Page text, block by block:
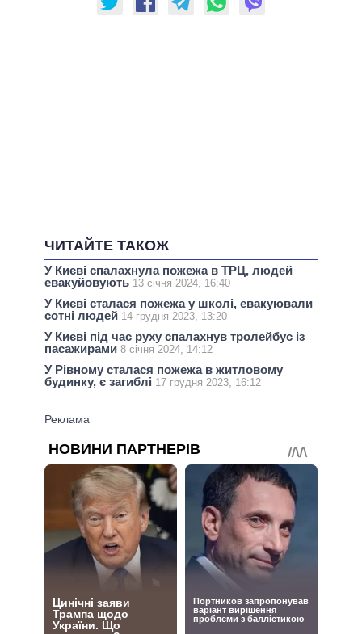
ЧИТАЙТЕ ТАКОЖ
У Києві спалахнула пожежа в ТРЦ, людей
евакуйовують 13 січня 2024, 16:40
У Києві сталася пожежа у школі, евакуювали
сотні людей 14 грудня 2023, 13:20
У Києві під час руху спалахнув тролейбус із
пасажирами 8 січня 2024, 14:12
У Рівному сталася пожежа в житловому
будинку, є загиблі 17 грудня 2023, 16:12